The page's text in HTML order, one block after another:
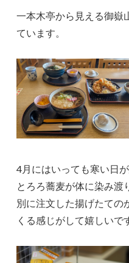
一本木亭から見える御嶽
ています。
4月にはいっても寒い日
とろろ蕎麦が体に染み渡
別に注文した揚げたての
くる感じがして嬉しいで